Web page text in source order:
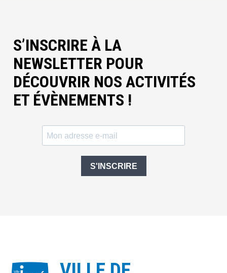
S’INSCRIRE À LA
NEWSLETTER POUR
DÉCOUVRIR NOS ACTIVITÉS
ET ÉVÈNEMENTS !
S'INSCRIRE